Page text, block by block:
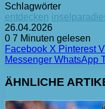
Schlagwörter
entdecken
26.04.2026
0 7 Minuten gelesen
Facebook X Pinterest
Messenger WhatsApp
ÄHNLICHE